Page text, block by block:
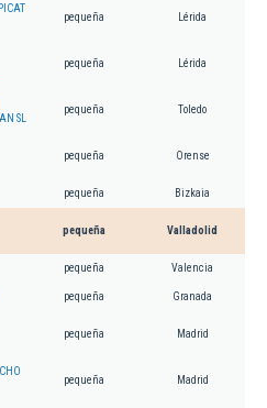
pequeña Lérida
pequeña Lérida
SL
pequeña Toledo
pequeña Orense
pequeña Bizkaia
pequeña Valladolid
pequeña Valencia
pequeña Granada
pequeña Madrid
pequeña Madrid